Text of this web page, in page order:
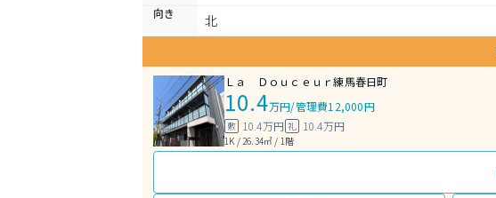
向き
北
Ｌａ Ｄｏｕｃｅｕｒ練馬春日町
10.4万円/管理費12,000円
敷 10.4万円 礼 10.4万円
1K / 26.34㎡ / 1階